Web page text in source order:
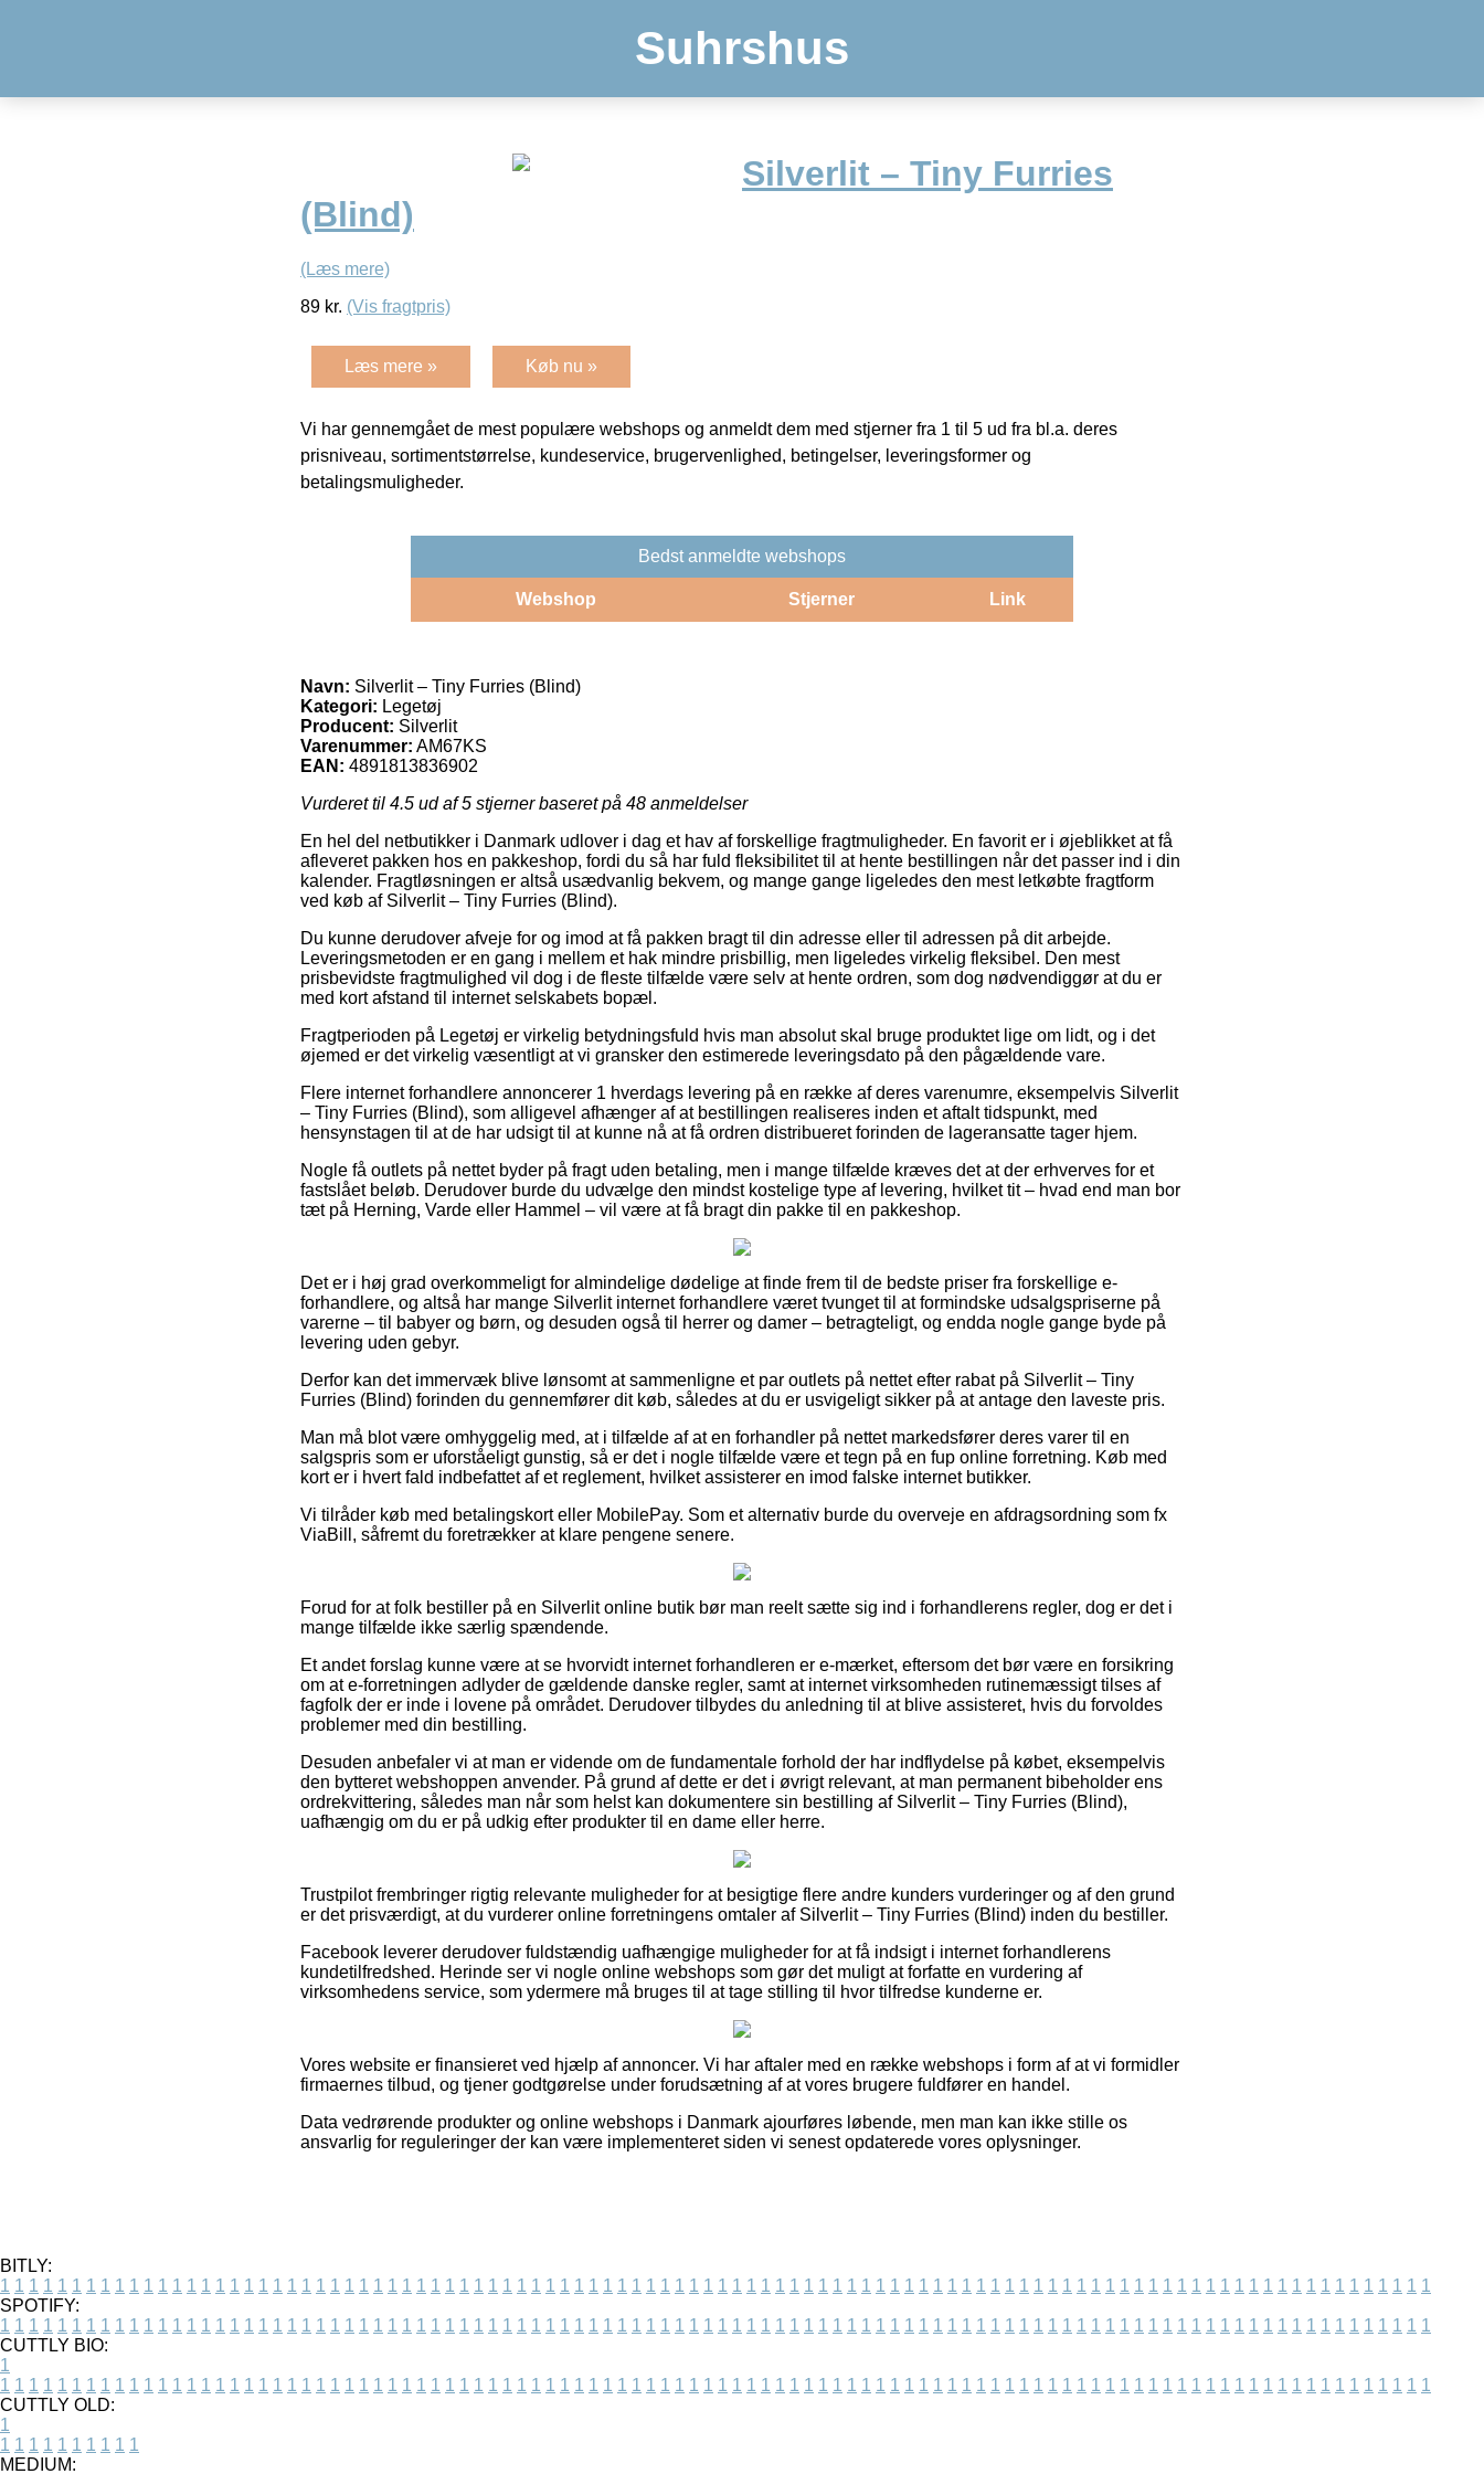
Suhrshus
Silverlit – Tiny Furries
(Blind)
(Læs mere)
89 kr. (Vis fragtpris)
Læs mere » Køb nu »
Vi har gennemgået de mest populære webshops og anmeldt dem med stjerner fra 1 til 5 ud fra bl.a. deres
prisniveau, sortimentstørrelse, kundeservice, brugervenlighed, betingelser, leveringsformer og
betalingsmuligheder.
Bedst anmeldte webshops
Webshop Stjerner Link
Navn: Silverlit – Tiny Furries (Blind)
Kategori: Legetøj
Producent: Silverlit
Varenummer: AM67KS
EAN: 4891813836902
Vurderet til 4.5 ud af 5 stjerner baseret på 48 anmeldelser
En hel del netbutikker i Danmark udlover i dag et hav af forskellige fragtmuligheder. En favorit er i øjeblikket at få
afleveret pakken hos en pakkeshop, fordi du så har fuld fleksibilitet til at hente bestillingen når det passer ind i din
kalender. Fragtløsningen er altså usædvanlig bekvem, og mange gange ligeledes den mest letkøbte fragtform
ved køb af Silverlit – Tiny Furries (Blind).
Du kunne derudover afveje for og imod at få pakken bragt til din adresse eller til adressen på dit arbejde.
Leveringsmetoden er en gang i mellem et hak mindre prisbillig, men ligeledes virkelig fleksibel. Den mest
prisbevidste fragtmulighed vil dog i de fleste tilfælde være selv at hente ordren, som dog nødvendiggør at du er
med kort afstand til internet selskabets bopæl.
Fragtperioden på Legetøj er virkelig betydningsfuld hvis man absolut skal bruge produktet lige om lidt, og i det
øjemed er det virkelig væsentligt at vi gransker den estimerede leveringsdato på den pågældende vare.
Flere internet forhandlere annoncerer 1 hverdags levering på en række af deres varenumre, eksempelvis Silverlit
– Tiny Furries (Blind), som alligevel afhænger af at bestillingen realiseres inden et aftalt tidspunkt, med
hensynstagen til at de har udsigt til at kunne nå at få ordren distribueret forinden de lageransatte tager hjem.
Nogle få outlets på nettet byder på fragt uden betaling, men i mange tilfælde kræves det at der erhverves for et
fastslået beløb. Derudover burde du udvælge den mindst kostelige type af levering, hvilket tit – hvad end man bor
tæt på Herning, Varde eller Hammel – vil være at få bragt din pakke til en pakkeshop.
Det er i høj grad overkommeligt for almindelige dødelige at finde frem til de bedste priser fra forskellige e-
forhandlere, og altså har mange Silverlit internet forhandlere været tvunget til at formindske udsalgspriserne på
varerne – til babyer og børn, og desuden også til herrer og damer – betragteligt, og endda nogle gange byde på
levering uden gebyr.
Derfor kan det immervæk blive lønsomt at sammenligne et par outlets på nettet efter rabat på Silverlit – Tiny
Furries (Blind) forinden du gennemfører dit køb, således at du er usvigeligt sikker på at antage den laveste pris.
Man må blot være omhyggelig med, at i tilfælde af at en forhandler på nettet markedsfører deres varer til en
salgspris som er uforståeligt gunstig, så er det i nogle tilfælde være et tegn på en fup online forretning. Køb med
kort er i hvert fald indbefattet af et reglement, hvilket assisterer en imod falske internet butikker.
Vi tilråder køb med betalingskort eller MobilePay. Som et alternativ burde du overveje en afdragsordning som fx
ViaBill, såfremt du foretrækker at klare pengene senere.
Forud for at folk bestiller på en Silverlit online butik bør man reelt sætte sig ind i forhandlerens regler, dog er det i
mange tilfælde ikke særlig spændende.
Et andet forslag kunne være at se hvorvidt internet forhandleren er e-mærket, eftersom det bør være en forsikring
om at e-forretningen adlyder de gældende danske regler, samt at internet virksomheden rutinemæssigt tilses af
fagfolk der er inde i lovene på området. Derudover tilbydes du anledning til at blive assisteret, hvis du forvoldes
problemer med din bestilling.
Desuden anbefaler vi at man er vidende om de fundamentale forhold der har indflydelse på købet, eksempelvis
den bytteret webshoppen anvender. På grund af dette er det i øvrigt relevant, at man permanent bibeholder ens
ordrekvittering, således man når som helst kan dokumentere sin bestilling af Silverlit – Tiny Furries (Blind),
uafhængig om du er på udkig efter produkter til en dame eller herre.
Trustpilot frembringer rigtig relevante muligheder for at besigtige flere andre kunders vurderinger og af den grund
er det prisværdigt, at du vurderer online forretningens omtaler af Silverlit – Tiny Furries (Blind) inden du bestiller.
Facebook leverer derudover fuldstændig uafhængige muligheder for at få indsigt i internet forhandlerens
kundetilfredshed. Herinde ser vi nogle online webshops som gør det muligt at forfatte en vurdering af
virksomhedens service, som ydermere må bruges til at tage stilling til hvor tilfredse kunderne er.
Vores website er finansieret ved hjælp af annoncer. Vi har aftaler med en række webshops i form af at vi formidler
firmaernes tilbud, og tjener godtgørelse under forudsætning af at vores brugere fuldfører en handel.
Data vedrørende produkter og online webshops i Danmark ajourføres løbende, men man kan ikke stille os
ansvarlig for reguleringer der kan være implementeret siden vi senest opdaterede vores oplysninger.
BITLY:
1 1 1 1 1 1 1 1 1 1 1 1 1 1 1 1 1 1 1 1 1 1 1 1 1 1 1 1 1 1 1 1 1 1 1 1 1 1 1 1 1 1 1 1 1 1 1 1 1 1 1 1 1 1 1 1 1 1 1 1 1 1 1 1 1 1 1 1 1 1 1 1 1 1 1 1 1 1 1 1 1 1 1 1 1 1 1 1 1 1 1 1 1 1 1 1 1 1 1 1
SPOTIFY:
1 1 1 1 1 1 1 1 1 1 1 1 1 1 1 1 1 1 1 1 1 1 1 1 1 1 1 1 1 1 1 1 1 1 1 1 1 1 1 1 1 1 1 1 1 1 1 1 1 1 1 1 1 1 1 1 1 1 1 1 1 1 1 1 1 1 1 1 1 1 1 1 1 1 1 1 1 1 1 1 1 1 1 1 1 1 1 1 1 1 1 1 1 1 1 1 1 1 1 1
CUTTLY BIO:
1
1 1 1 1 1 1 1 1 1 1 1 1 1 1 1 1 1 1 1 1 1 1 1 1 1 1 1 1 1 1 1 1 1 1 1 1 1 1 1 1 1 1 1 1 1 1 1 1 1 1 1 1 1 1 1 1 1 1 1 1 1 1 1 1 1 1 1 1 1 1 1 1 1 1 1 1 1 1 1 1 1 1 1 1 1 1 1 1 1 1 1 1 1 1 1 1 1 1 1 1
CUTTLY OLD:
1
1 1 1 1 1 1 1 1 1 1
MEDIUM: